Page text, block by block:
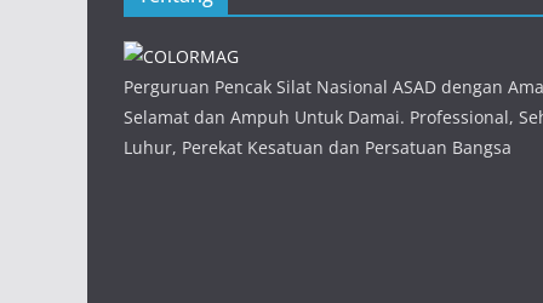
Perguruan Pencak Silat Nasional ASAD dengan
Selamat dan Ampuh Untuk Damai. Professional,
Luhur, Perekat Kesatuan dan Persatuan Bangsa